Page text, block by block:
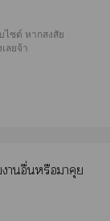
of this book
TH (2022)
cover paper
as freegift
ไซต์ หากสงสัย
ลยจ้า
​​​​